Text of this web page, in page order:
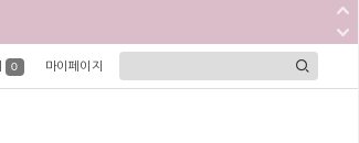
0 마이페이지